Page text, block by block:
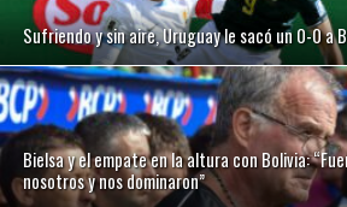
Sufriendo y sin aire, Uruguay le sacó un 0-0 a
Bielsa y el empate en la altura con Bolivia:
nosotros y nos dominaron”